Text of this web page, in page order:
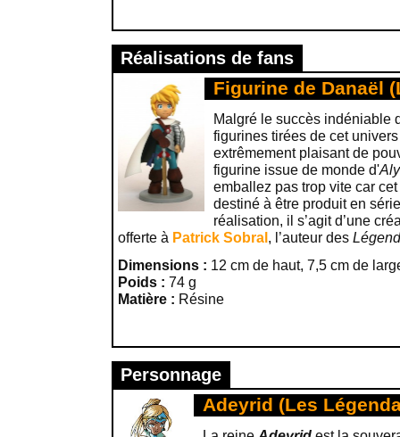
Réalisations de fans
Figurine de Danaël
Malgré le succès indéniable
figurines tirées de cet
extrêmement plaisant de
figurine issue de monde d'
emballez pas trop vite car
destiné à être produit en
réalisation, il s’agit d’une
offerte à Patrick Sobral , l’auteur des
Dimensions : 12 cm de haut, 7,5 cm de
Poids : 74 g
Matière : Résine
Personnage
Adeyrid (Les